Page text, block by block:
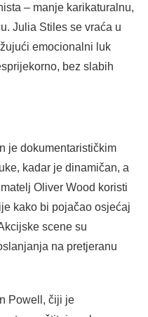
– manje karikaturalnu,
Julia Stiles se vraća u
emocionalni luk
bez slabih
je dokumentarističkim
kadar je dinamičan, a
Oliver Wood koristi
kako bi pojačao osjećaj
scene su
na pretjeranu
Powell, čiji je